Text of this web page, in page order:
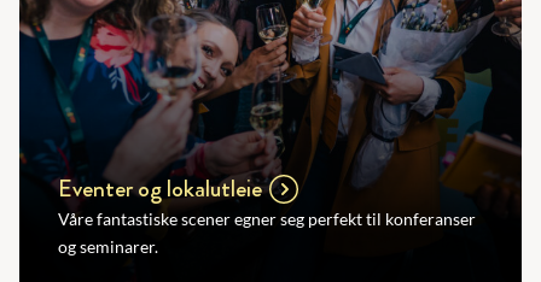
Eventer og lokalutleie
Våre fantastiske scener egner seg perfekt til konferanser
og seminarer.